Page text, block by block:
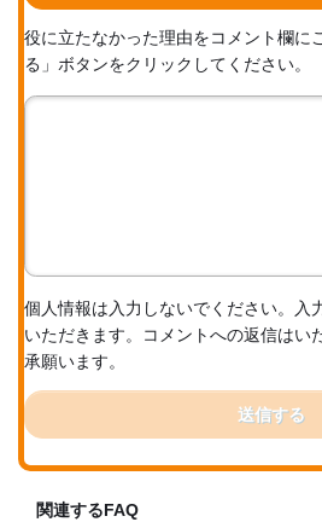
役に立たなかった理由をコメント欄に
る」ボタンをクリックしてください。
個人情報は入力しないでください。入
いただきます。コメントへの返信はい
承願います。
送信する
関連するFAQ